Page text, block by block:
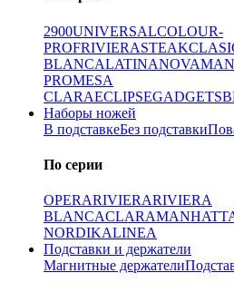
2900UNIVERSALCOLOUR-
PROFRIVIERASTEAK
BLANCALATINANOVA
PROMESA
CLARAECLIPSEGADGETS
Наборы ножей
В подставкеБез подставки
По серии
OPERARIVIERARIVIERA
BLANCACLARA
NORDIKALINEA
Подставки и держатели
Магнитные держатели